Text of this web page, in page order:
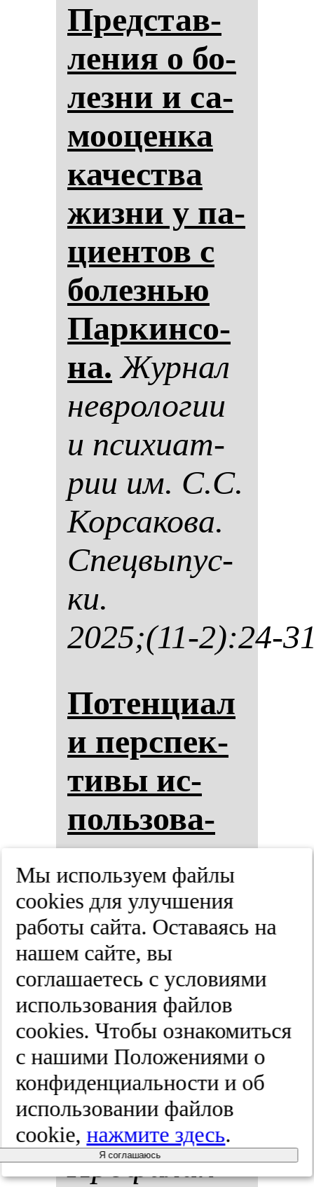
Пред­став­
ле­ния о бо­
лез­ни и са­
мо­оцен­ка
ка­чес­тва
жиз­ни у па­
ци­ен­тов с
бо­лез­нью
Пар­кин­со­
на. Жур­нал
нев­ро­ло­гии
и пси­хи­ат­
рии им. С.С.
Кор­са­ко­ва.
Спец­вы­пус­
ки.
2025;(11-2):24-
По­тен­ци­ал
и пер­спек­
ти­вы ис­
поль­зо­ва­
ния ас­тра­
га­ло­зи­да
IV для про­
фи­лак­ти­ки
воз­раст-ас­
со­ци­иро­
ван­ных за­
бо­ле­ва­ний.
Про­фи­лак­
Мы используем файлы
cооkies для улучшения
работы сайта. Оставаясь на
нашем сайте, вы
соглашаетесь с условиями
использования файлов
cооkies. Чтобы ознакомиться
с нашими Положениями о
конфиденциальности и об
использовании файлов
cookie,нажмите здесь.
Я соглашаюсь